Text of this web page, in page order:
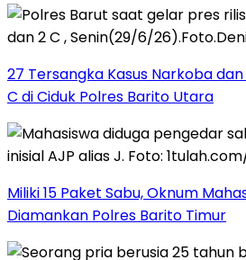
27 Tersangka Kasus Narkoba
C di Ciduk Polres Barito Utara
Miliki 15 Paket Sabu, Oknum
Diamankan Polres Barito Timur